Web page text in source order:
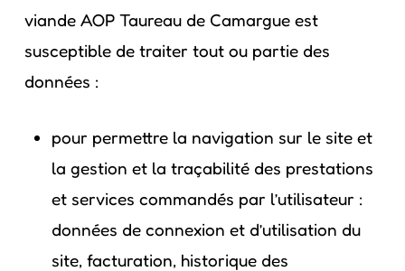
viande AOP Taureau de Camargue est
susceptible de traiter tout ou partie des
données :
pour permettre la navigation sur le site et
la gestion et la traçabilité des prestations
et services commandés par l’utilisateur :
données de connexion et d’utilisation du
site, facturation, historique des